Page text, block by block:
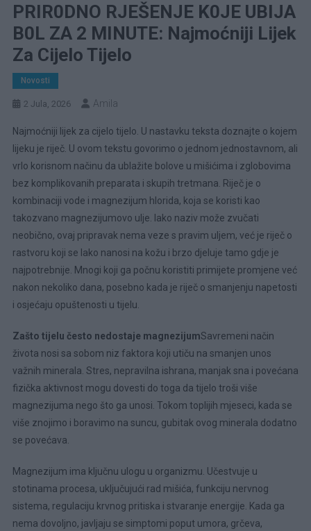
PRIR0DNO RJEŠENJE K0JE UBIJA
B0L ZA 2 MINUTE: Najmoćniji Lijek
Za Cijelo Tijelo
Novosti
2 Jula, 2026 Amila
Najmoćniji lijek za cijelo tijelo. U nastavku teksta doznajte o kojem
lijeku je riječ. U ovom tekstu govorimo o jednom jednostavnom, ali
vrlo korisnom načinu da ublažite bolove u mišićima i zglobovima
bez komplikovanih preparata i skupih tretmana. Riječ je o
kombinaciji vode i magnezijum hlorida, koja se koristi kao
takozvano magnezijumovo ulje. Iako naziv može zvučati
neobično, ovaj pripravak nema veze s pravim uljem, već je riječ o
rastvoru koji se lako nanosi na kožu i brzo djeluje tamo gdje je
najpotrebnije. Mnogi koji ga počnu koristiti primijete promjene već
nakon nekoliko dana, posebno kada je riječ o smanjenju napetosti
i osjećaju opuštenosti u tijelu.
Zašto tijelu često nedostaje magnezijumSavremeni način
života nosi sa sobom niz faktora koji utiču na smanjen unos
važnih minerala. Stres, nepravilna ishrana, manjak sna i povećana
fizička aktivnost mogu dovesti do toga da tijelo troši više
magnezijuma nego što ga unosi. Tokom toplijih mjeseci, kada se
više znojimo i boravimo na suncu, gubitak ovog minerala dodatno
se povećava.
Magnezijum ima ključnu ulogu u organizmu. Učestvuje u
stotinama procesa, uključujući rad mišića, funkciju nervnog
sistema, regulaciju krvnog pritiska i stvaranje energije. Kada ga
nema dovoljno, javljaju se simptomi poput umora, grčeva,